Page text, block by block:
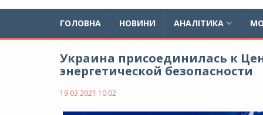
ГОЛОВНА НОВИНИ АНАЛІТИКА
Украина присоединилась к
энергетической безопасности
19.03.2021 10:02